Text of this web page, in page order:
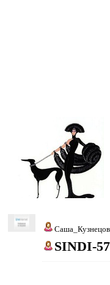
SINDI-57